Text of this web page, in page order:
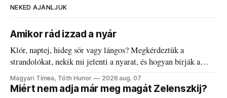
NEKED AJÁNLJUK
Amikor rád izzad a nyár
Klór, naptej, hideg sör vagy lángos? Megkérdeztük a
strandolókat, nekik mi jelenti a nyarat, és hogyan bírják a
kánikulát.
Magyari Tímea, Tóth Hunor 2026 aug. 07
Miért nem adja már meg magát Zelenszkij?